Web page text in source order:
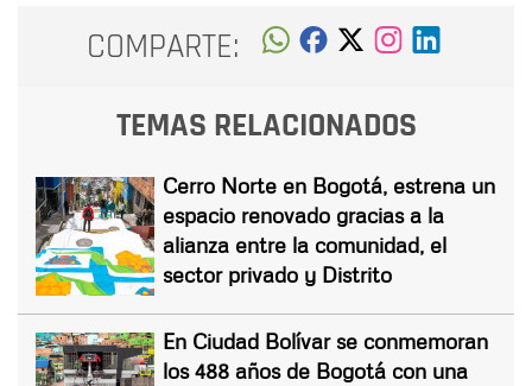
COMPARTE:
TEMAS RELACIONADOS
Cerro Norte en Bogotá, estrena un
espacio renovado gracias a la
alianza entre la comunidad, el
sector privado y Distrito
En Ciudad Bolívar se conmemoran
los 488 años de Bogotá con una